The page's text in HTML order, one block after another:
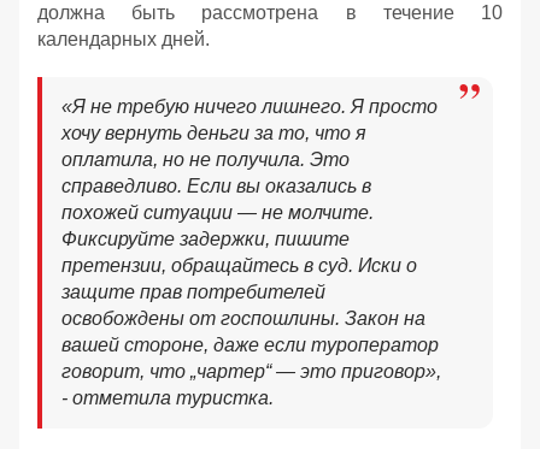
должна быть рассмотрена в течение 10
календарных дней.
«Я не требую ничего лишнего. Я просто
хочу вернуть деньги за то, что я
оплатила, но не получила. Это
справедливо. Если вы оказались в
похожей ситуации — не молчите.
Фиксируйте задержки, пишите
претензии, обращайтесь в суд. Иски о
защите прав потребителей
освобождены от госпошлины. Закон на
вашей стороне, даже если туроператор
говорит, что „чартер“ — это приговор»,
- отметила туристка.